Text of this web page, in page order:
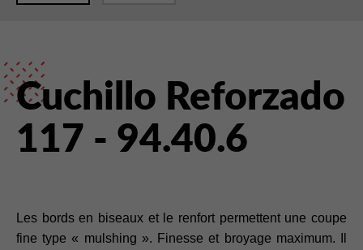
Cuchillo Reforzado
117 - 94.40.6
Les bords en biseaux et le renfort permettent une coupe
fine type « mulshing ». Finesse et broyage maximum. Il